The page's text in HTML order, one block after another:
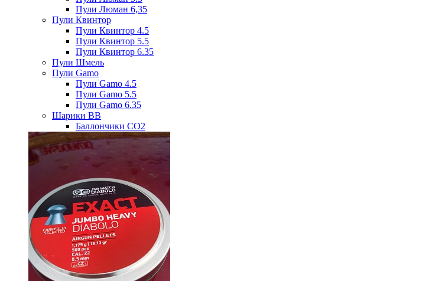
Пули Люман 6,35
Пули Квинтор
Пули Квинтор 4.5
Пули Квинтор 5.5
Пули Квинтор 6.35
Пули Шмель
Пули Gamo
Пули Gamo 4.5
Пули Gamo 5.5
Пули Gamo 6.35
Шарики BB
Баллончики CO2